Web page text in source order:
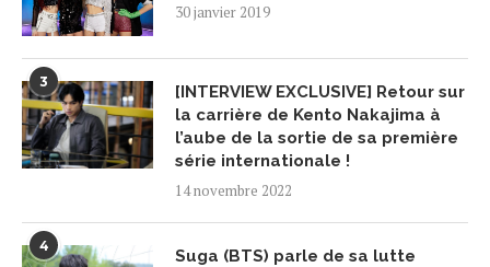
30 janvier 2019
3
[INTERVIEW EXCLUSIVE] Retour sur
la carrière de Kento Nakajima à
l’aube de la sortie de sa première
série internationale !
14 novembre 2022
4
Suga (BTS) parle de sa lutte